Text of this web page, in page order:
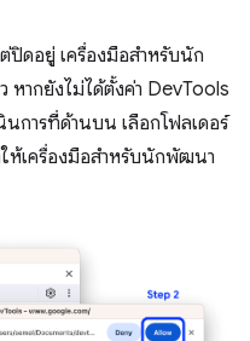
ปิดอยู่ เครื่องมือสําหรับนัก
หากยังไม่ได้ตั้งค่า DevTools
การที่ด้านบน เลือกโฟลเดอร์
ห้เครื่องมือสำหรับนักพัฒนา